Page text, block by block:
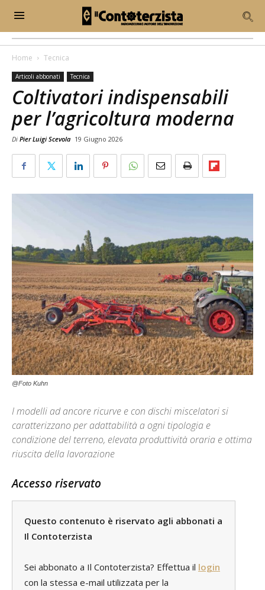
Home Tecnica
Articoli abbonati Tecnica
Coltivatori indispensabili
per l’agricoltura moderna
Di Pier Luigi Scevola 19 Giugno 2026
@Foto Kuhn
I modelli ad ancore ricurve e con dischi miscelatori si
caratterizzano per adattabilità a ogni tipologia e
condizione del terreno, elevata produttività oraria e ottima
riuscita della lavorazione
Accesso riservato
Questo contenuto è riservato agli abbonati a
Il Contoterzista
Sei abbonato a Il Contoterzista? Effettua il login
con la stessa e-mail utilizzata per la